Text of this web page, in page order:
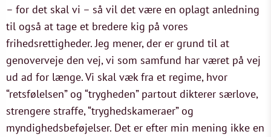
– for det skal vi – så vil det være en oplagt anledning
til også at tage et bredere kig på vores
frihedsrettigheder. Jeg mener, der er grund til at
genoverveje den vej, vi som samfund har været på vej
ud ad for længe. Vi skal væk fra et regime, hvor
“retsfølelsen” og “trygheden” partout dikterer særlove,
strengere straffe, “tryghedskameraer” og
myndighedsbeføjelser. Det er efter min mening ikke en